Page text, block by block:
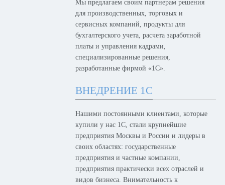
Мы предлагаем своим партнерам решения
для производственных, торговых и
сервисных компаний, продукты для
бухгалтерского учета, расчета заработной
платы и управления кадрами,
специализированные решения,
разработанные фирмой «1С».
ВНЕДРЕНИЕ 1С
Нашими постоянными клиентами, которые
купили у нас 1С, стали крупнейшие
предприятия Москвы и России и лидеры в
своих областях: государственные
предприятия и частные компании,
предприятия практически всех отраслей и
видов бизнеса. Внимательность к